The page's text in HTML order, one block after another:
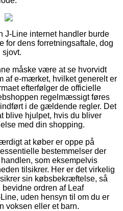
J-Line internet handler burde
for dens forretningsaftale, dog
måske være at se hvorvidt
af e-mærket, hvilket generelt er
efterfølger de officielle
regelmæssigt føres
i de gældende regler. Det
blive hjulpet, hvis du bliver
med din shopping.
at køber er oppe på
bestemmelser der
som eksempelvis
tilsikrer. Her er det virkelig
sin købsbekræftelse, så
ordren af Leaf
uden hensyn til om du er
voksen eller et barn.